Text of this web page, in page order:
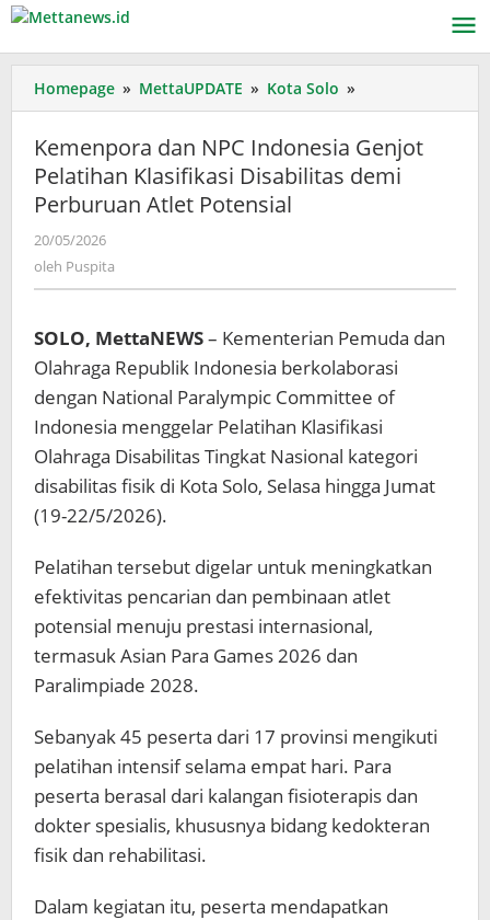
Lewati
konten
Homepage » MettaUPDATE » Kota Solo »
dan
Indonesia
Genjot
Perburuan
Potensial
Kemenpora dan NPC Indonesia Genjot
Pelatihan Klasifikasi Disabilitas demi
Perburuan Atlet Potensial
20/05/2026
oleh Puspita
SOLO, MettaNEWS– Kementerian Pemuda dan
Olahraga Republik Indonesia berkolaborasi
dengan National Paralympic Committee of
Indonesia menggelar Pelatihan Klasifikasi
Olahraga Disabilitas Tingkat Nasional kategori
disabilitas fisik di Kota Solo, Selasa hingga Jumat
(19-22/5/2026).
Pelatihan tersebut digelar untuk meningkatkan
efektivitas pencarian dan pembinaan atlet
potensial menuju prestasi internasional,
termasuk Asian Para Games 2026 dan
Paralimpiade 2028.
Sebanyak 45 peserta dari 17 provinsi mengikuti
pelatihan intensif selama empat hari. Para
peserta berasal dari kalangan fisioterapis dan
dokter spesialis, khususnya bidang kedokteran
fisik dan rehabilitasi.
Dalam kegiatan itu, peserta mendapatkan